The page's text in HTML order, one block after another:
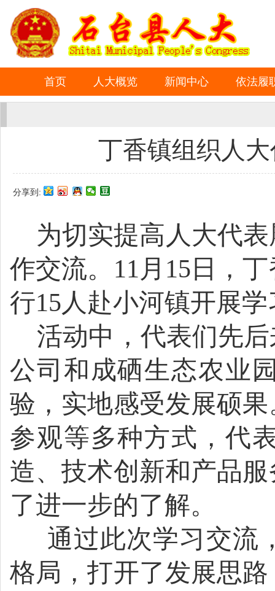
首页 人大概览 新闻中心 依法履
丁香镇组织人
分享到:
为切实提高人大代
作交流。11月15日，
行15人赴小河镇开展
活动中，代表们先
公司和成硒生态农业
验，实地感受发展硕
参观等多种方式，代
造、技术创新和产品
了进一步的了解。
通过此次学习交流
格局，打开了发展思